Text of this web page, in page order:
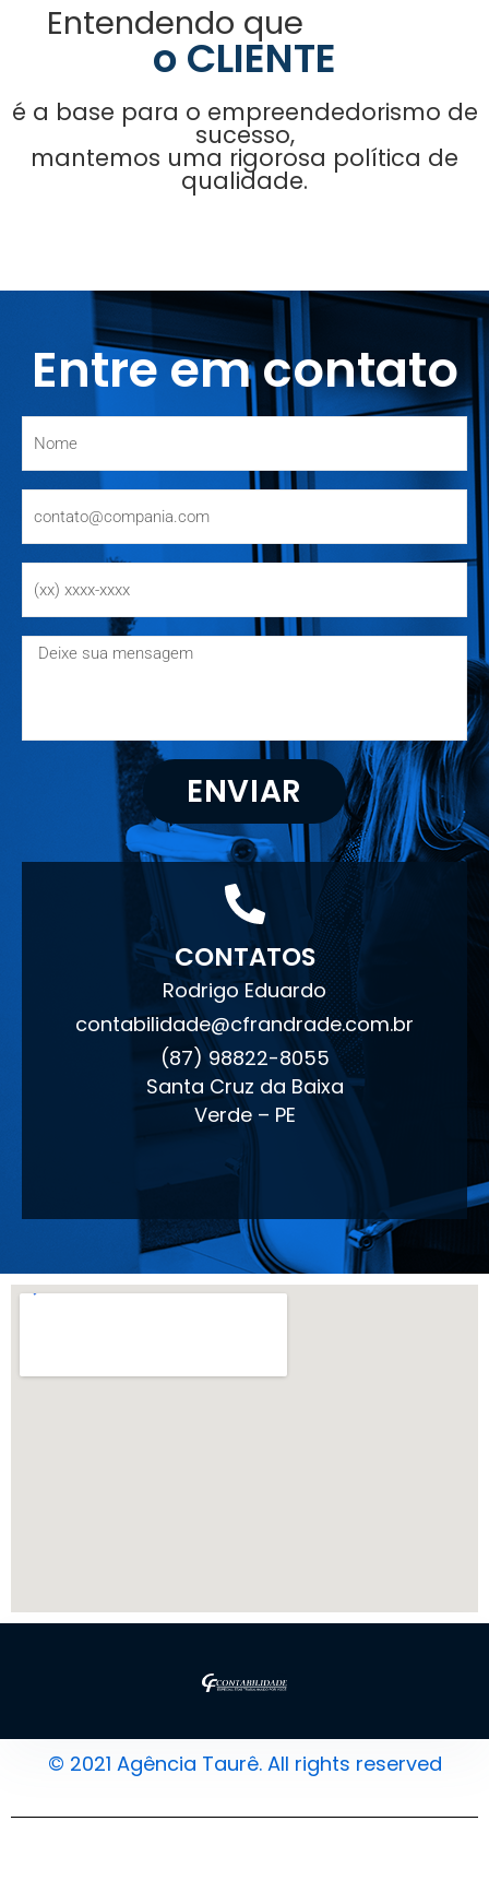
Entendendo que
o CLIENTE
é a base para o empreendedorismo de
sucesso,
mantemos uma rigorosa política de
qualidade.
Entre em contato
ENVIAR
CONTATOS
Rodrigo Eduardo
contabilidade@cfrandrade.com.br
(87) 98822-8055
Santa Cruz da Baixa
Verde – PE
© 2021 Agência Taurê. All rights reserved